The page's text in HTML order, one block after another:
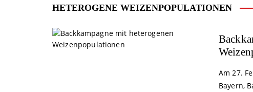
HETEROGENE WEIZENPOPULATIONEN
Am 27.
Bayern,